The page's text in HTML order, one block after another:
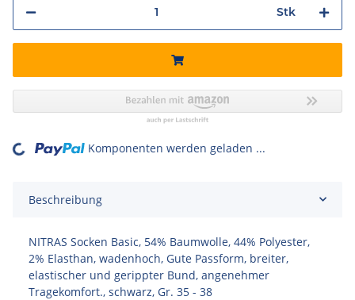
Stk
Loading... Komponenten werden geladen ...
Beschreibung
NITRAS Socken Basic, 54% Baumwolle, 44% Polyester,
2% Elasthan, wadenhoch, Gute Passform, breiter,
elastischer und gerippter Bund, angenehmer
Tragekomfort., schwarz, Gr. 35 - 38